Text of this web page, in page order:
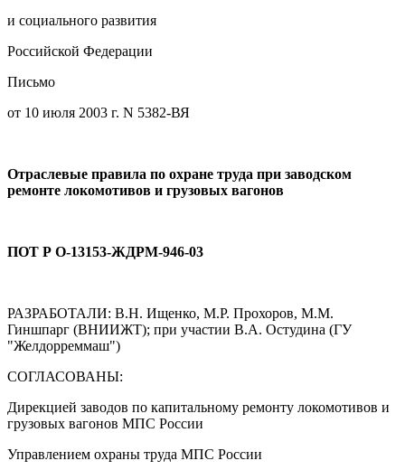
и социального развития
Российской Федерации
Письмо
от 10 июля 2003 г. N 5382-ВЯ
Отраслевые правила по охране труда при заводском
ремонте локомотивов и грузовых вагонов
ПОТ Р О-13153-ЖДРМ-946-03
РАЗРАБОТАЛИ: В.Н. Ищенко, М.Р. Прохоров, М.М.
Гиншпарг (ВНИИЖТ); при участии В.А. Остудина (ГУ
"Желдорреммаш")
СОГЛАСОВАНЫ:
Дирекцией заводов по капитальному ремонту локомотивов и
грузовых вагонов МПС России
Управлением охраны труда МПС России